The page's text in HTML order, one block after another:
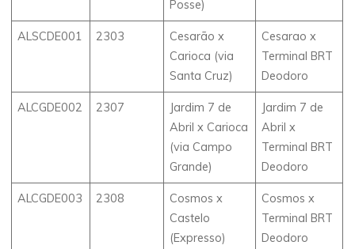
Posse)
ALSCDE001 2303
Cesarão x
Carioca (via
Santa Cruz)
Cesarao x
Terminal BRT
Deodoro
ALCGDE002 2307
Jardim 7 de
Abril x Carioca
(via Campo
Grande)
Jardim 7 de
Abril x
Terminal BRT
Deodoro
ALCGDE003 2308
Cosmos x
Castelo
(Expresso)
Cosmos x
Terminal BRT
Deodoro